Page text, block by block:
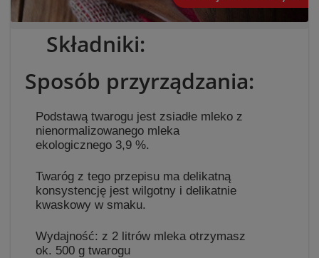
Składniki:
Sposób przyrządzania:
Podstawą twarogu jest zsiadłe mleko z
nienormalizowanego mleka
ekologicznego 3,9 %.
Twaróg z tego przepisu ma delikatną
konsystencję jest wilgotny i delikatnie
kwaskowy w smaku.
Wydajność: z 2 litrów mleka otrzymasz
ok. 500 g twarogu